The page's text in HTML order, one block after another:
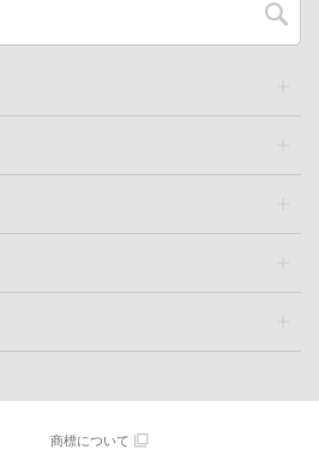
商標について